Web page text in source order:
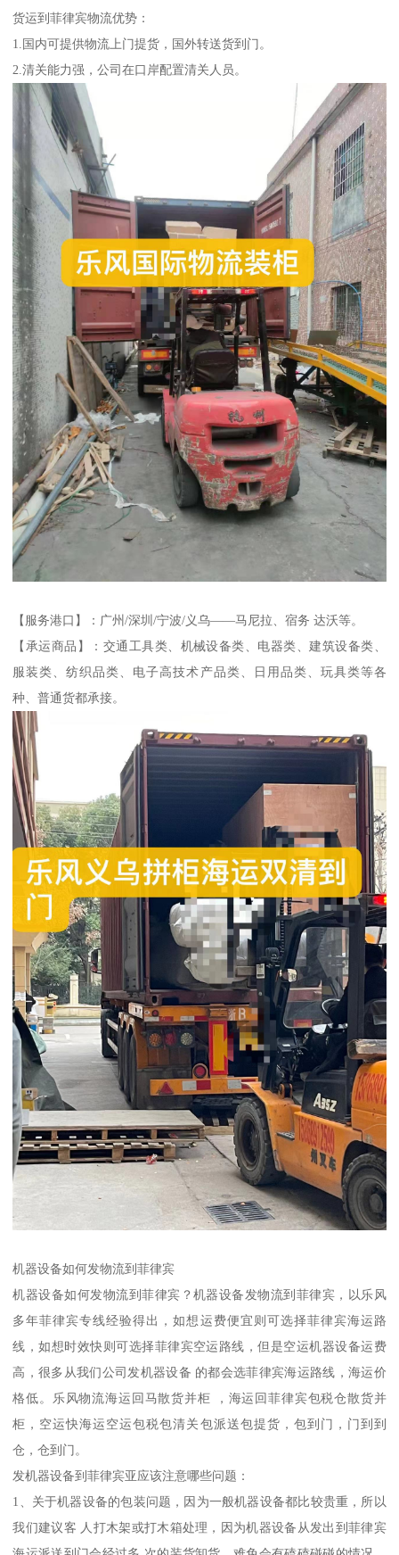
货运到菲律宾物流优势：
1.国内可提供物流上门提货，国外转送货到门。
2.清关能力强，公司在口岸配置清关人员。
【服务港口】：广州/深圳/宁波/义乌――马尼拉、宿务 达沃等。
【承运商品】：交通工具类、机械设备类、电器类、建筑设备类、
服装类、纺织品类、电子高技术产品类、日用品类、玩具类等各
种、普通货都承接。
机器设备如何发物流到菲律宾
机器设备如何发物流到菲律宾？机器设备发物流到菲律宾，以乐风
多年菲律宾专线经验得出，如想运费便宜则可选择菲律宾海运路
线，如想时效快则可选择菲律宾空运路线，但是空运机器设备运费
高，很多从我们公司发机器设备 的都会选菲律宾海运路线，海运价
格低。乐风物流海运回马散货并柜 ，海运回菲律宾包税仓散货并
柜，空运快海运空运包税包清关包派送包提货，包到门，门到到
仓，仓到门。
发机器设备到菲律宾亚应该注意哪些问题：
1、关于机器设备的包装问题，因为一般机器设备都比较贵重，所以
我们建议客 人打木架或打木箱处理，因为机器设备从发出到菲律宾